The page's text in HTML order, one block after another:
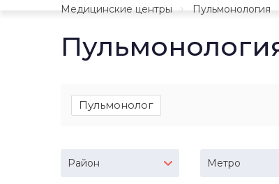
Медицинские центры
Пульмонология
Пульмонолог
Район Метро